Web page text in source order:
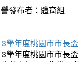
發布者：體育組
學年度桃園市市長
學年度桃園市市長